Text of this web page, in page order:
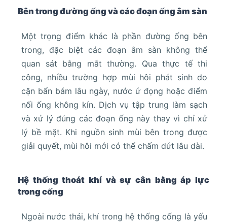
Bên trong đường ống và các đoạn ống âm sàn
Một trọng điểm khác là phần đường ống bên
trong, đặc biệt các đoạn âm sàn không thể
quan sát bằng mắt thường. Qua thực tế thi
công, nhiều trường hợp mùi hôi phát sinh do
cặn bẩn bám lâu ngày, nước ứ đọng hoặc điểm
nối ống không kín. Dịch vụ tập trung làm sạch
và xử lý đúng các đoạn ống này thay vì chỉ xử
lý bề mặt. Khi nguồn sinh mùi bên trong được
giải quyết, mùi hôi mới có thể chấm dứt lâu dài.
Hệ thống thoát khí và sự cân bằng áp lực
trong cống
Ngoài nước thải, khí trong hệ thống cống là yếu